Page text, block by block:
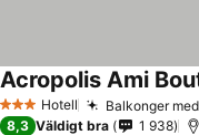
3 StjärnorHotell Balkonger
Acropolis Ami
8,3 Väldigt bra 1 938